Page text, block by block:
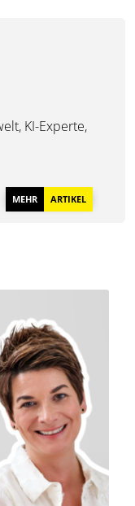
KI-Experte,
MEHR ARTIKEL